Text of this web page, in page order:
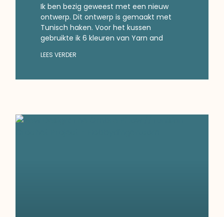
Ik ben bezig geweest met een nieuw
ontwerp. Dit ontwerp is gemaakt met
Tunisch haken. Voor het kussen
gebruikte ik 6 kleuren van Yarn and
LEES VERDER